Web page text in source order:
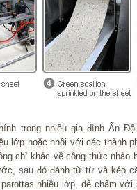
trong nhiều gia đình Ấn
lớp hoặc nhồi với các thành
chỉ khác về công thức nhào
sau đó đánh từ từ và kéo
nhiều lớp, dễ chấm với